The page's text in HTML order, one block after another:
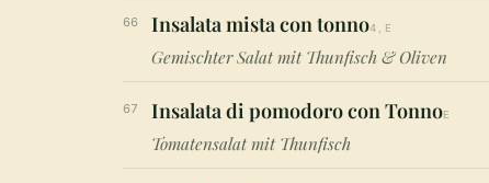
66 Insalata mista con tonno4,E
Gemischter Salat mit Thunfisch & Oliven
67 Insalata di pomodoro con TonnoE
Tomatensalat mit Thunfisch